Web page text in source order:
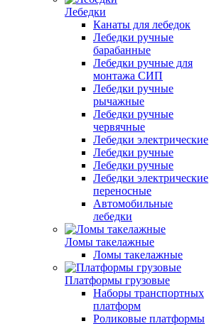
Лебедки
Канаты для лебедок
Лебедки ручные
барабанные
Лебедки ручные для
монтажа СИП
Лебедки ручные
рычажные
Лебедки ручные
червячные
Лебедки электрические
Лебедки ручные
Лебедки ручные
Лебедки электрические
переносные
Автомобильные
лебедки
Ломы такелажные
Ломы такелажные
Платформы грузовые
Наборы транспортных
платформ
Роликовые платформы